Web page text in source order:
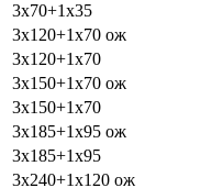
3х70+1х35
3х120+1х70 ож
3х120+1х70
3х150+1х70 ож
3х150+1х70
3х185+1х95 ож
3х185+1х95
3х240+1х120 ож